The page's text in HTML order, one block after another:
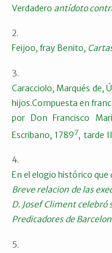
Verdadero antídoto
Feijoo, fray Benito,
Caracciolo, Marqués de,
hijos.Compuesta en
por Don Francisco
Escribano, 17897, tarde
En el elogio histórico
Breve relacion de las
D. Josef Climent
Predicadores de